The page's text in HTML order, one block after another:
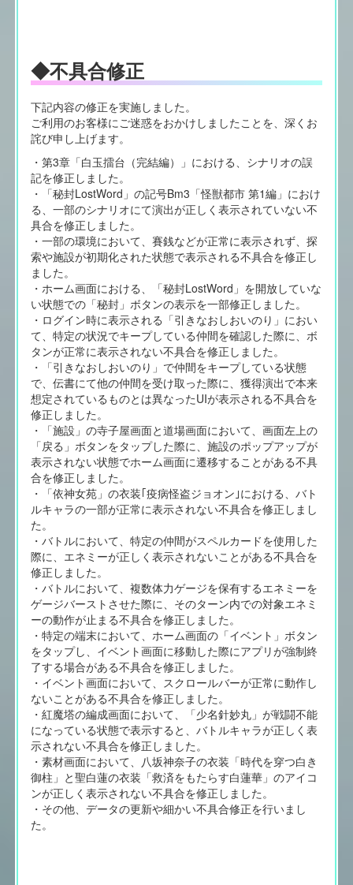
◆不具合修正
下記内容の修正を実施しました。
ご利用のお客様にご迷惑をおかけしましたことを、深くお
詫び申し上げます。
・第3章「白玉擂台（完結編）」における、シナリオの誤
記を修正しました。
・「秘封LostWord」の記号Bm3「怪獣都市 第1編」におけ
る、一部のシナリオにて演出が正しく表示されていない不
具合を修正しました。
・一部の環境において、賽銭などが正常に表示されず、探
索や施設が初期化された状態で表示される不具合を修正し
ました。
・ホーム画面における、「秘封LostWord」を開放していな
い状態での「秘封」ボタンの表示を一部修正しました。
・ログイン時に表示される「引きなおしおいのり」におい
て、特定の状況でキープしている仲間を確認した際に、ボ
タンが正常に表示されない不具合を修正しました。
・「引きなおしおいのり」で仲間をキープしている状態
で、伝書にて他の仲間を受け取った際に、獲得演出で本来
想定されているものとは異なったUIが表示される不具合を
修正しました。
・「施設」の寺子屋画面と道場画面において、画面左上の
「戻る」ボタンをタップした際に、施設のポップアップが
表示されない状態でホーム画面に遷移することがある不具
合を修正しました。
・「依神女苑」の衣装｢疫病怪盗ジョオン｣における、バト
ルキャラの一部が正常に表示されない不具合を修正しまし
た。
・バトルにおいて、特定の仲間がスペルカードを使用した
際に、エネミーが正しく表示されないことがある不具合を
修正しました。
・バトルにおいて、複数体力ゲージを保有するエネミーを
ゲージバーストさせた際に、そのターン内での対象エネミ
ーの動作が止まる不具合を修正しました。
・特定の端末において、ホーム画面の「イベント」ボタン
をタップし、イベント画面に移動した際にアプリが強制終
了する場合がある不具合を修正しました。
・イベント画面において、スクロールバーが正常に動作し
ないことがある不具合を修正しました。
・紅魔塔の編成画面において、「少名針妙丸」が戦闘不能
になっている状態で表示すると、バトルキャラが正しく表
示されない不具合を修正しました。
・素材画面において、八坂神奈子の衣装「時代を穿つ白き
御柱」と聖白蓮の衣装「救済をもたらす白蓮華」のアイコ
ンが正しく表示されない不具合を修正しました。
・その他、データの更新や細かい不具合修正を行いまし
た。